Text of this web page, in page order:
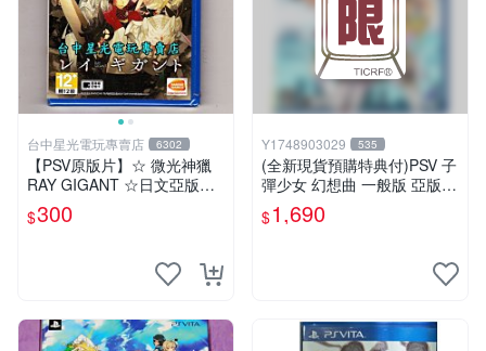
台中星光電玩專賣店 6302
【PSV原版片】☆ 微光神獵
RAY GIGANT ☆日文亞版全
新品【含初回封入特典】台中
星光電玩
$300
Y1748903029 535
(全新現貨預購特典付)PSV 子
彈少女 幻想曲 一般版 亞版
中英日文版
$1,690